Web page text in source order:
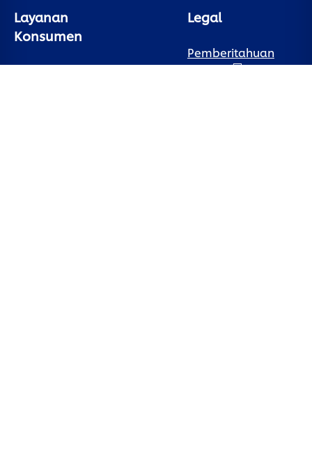
Layanan
Konsumen
Legal
Pemberitahuan
Cookie